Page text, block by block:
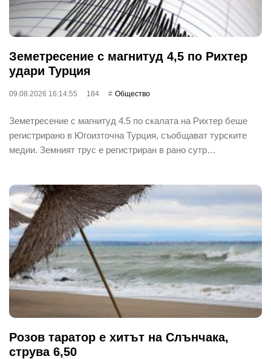
Земетресение с магнитуд 4,5 по Рихтер
удари Турция
09.08.2026 16:14:55 184 Общество
Земетресение с магнитуд 4.5 по скалата на Рихтер беше
регистрирано в Югоизточна Турция, съобщават турските
медии. Земният трус е регистриран в рано сутр…
Розов таратор е хитът на Слънчака,
струва 6,50